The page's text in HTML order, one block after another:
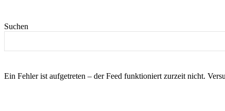
Suchen
Ein Fehler ist aufgetreten – der Feed funktioniert zurzeit nicht.